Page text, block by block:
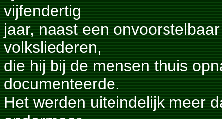
vijfendertig
jaar, naast een
volksliederen,
die hij bij de mensen thuis
documenteerde.
Het werden uiteindelijk meer